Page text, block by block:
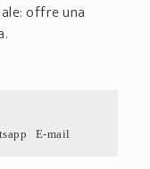
offre una
E-mail